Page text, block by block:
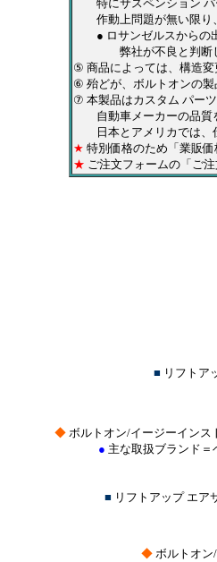
特にサスペンション パ
作動上問題が無い限
● ロサンゼルスからの出
弊社が不良と判断した
⑤ 商品によっては、構造
⑥ 殆どが、ボルトオンの
⑦ 本製品はカスタム パー
自動車メーカーの品質を
日本とアメリカでは、仕
★ 特別価格のため「業販
★ ご注文フォームの「ご
■ リフト
◆ ボルトオン/イージーインス
● 主な取扱ブランド
■ リフトアップ エ
◆ ボルトオン